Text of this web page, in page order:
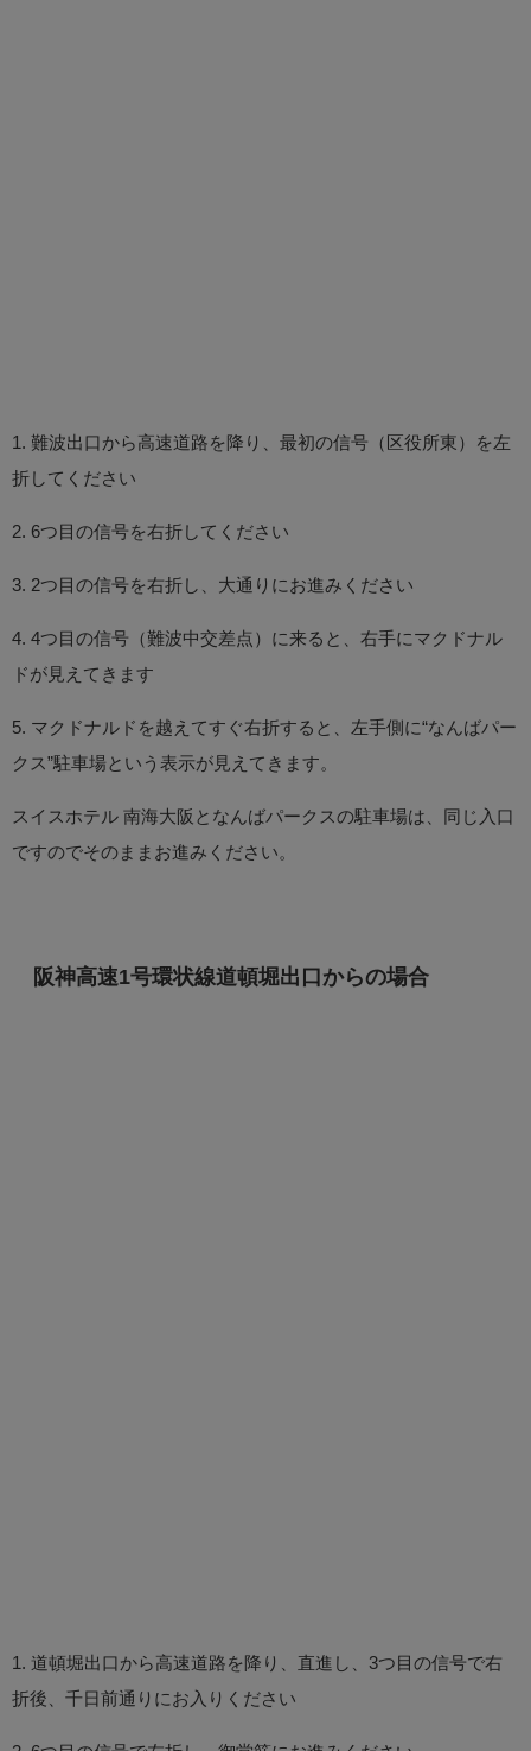
1. 難波出口から高速道路を降り、最初の信号（区役所東）を左
折してください
2. 6つ目の信号を右折してください
3. 2つ目の信号を右折し、大通りにお進みください
4. 4つ目の信号（難波中交差点）に来ると、右手にマクドナル
ドが見えてきます
5. マクドナルドを越えてすぐ右折すると、左手側に“なんばパー
クス”駐車場という表示が見えてきます。
スイスホテル 南海大阪となんばパークスの駐車場は、同じ入口
ですのでそのままお進みください。
阪神高速1号環状線道頓堀出口からの場合
1. 道頓堀出口から高速道路を降り、直進し、3つ目の信号で右
折後、千日前通りにお入りください